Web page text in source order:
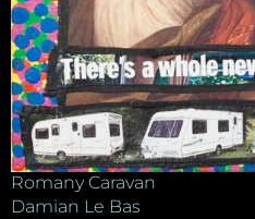
Romany Caravan
Damian Le Bas